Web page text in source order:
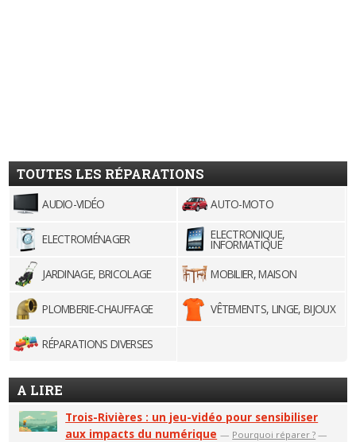
TOUTES LES RÉPARATIONS
AUDIO-VIDÉO AUTO-MOTO
ELECTROMÉNAGER ELECTRONIQUE,
INFORMATIQUE
JARDINAGE, BRICOLAGE
MOBILIER, MAISON
PLOMBERIE-CHAUFFAGE VÊTEMENTS, LINGE, BIJOUX
RÉPARATIONS DIVERSES
A LIRE
Trois-Rivières : un jeu-vidéo pour sensibiliser
aux impacts du numérique — Pourquoi réparer ? —